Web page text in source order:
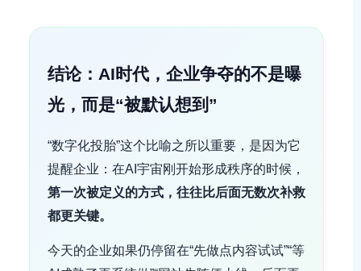
结论：AI时代，企业争夺的不是曝
光，而是“被默认想到”
“数字化投胎”这个比喻之所以重要，是因为它
提醒企业：在AI宇宙刚开始形成秩序的时候，
第一次被定义的方式，往往比后面无数次补救
都更关键。
今天的企业如果仍停留在“先做点内容试试”“等